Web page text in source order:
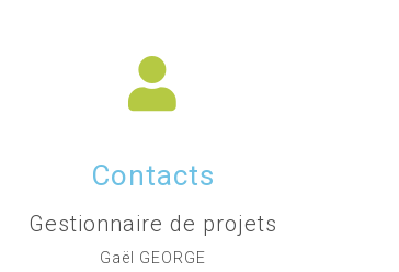
Contacts
Gestionnaire de projets
Gaël GEORGE